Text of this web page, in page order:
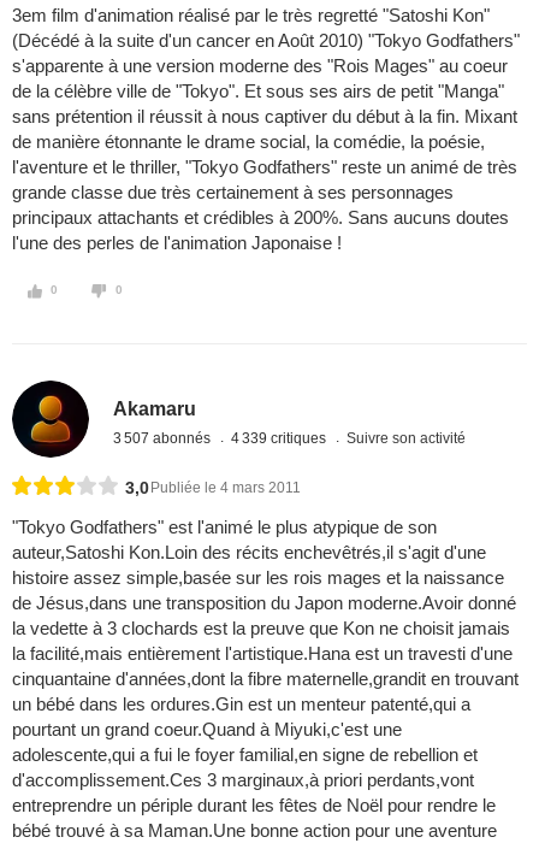
3em film d'animation réalisé par le très regretté "Satoshi Kon"
(Décédé à la suite d'un cancer en Août 2010) "Tokyo Godfathers"
s'apparente à une version moderne des "Rois Mages" au coeur
de la célèbre ville de "Tokyo". Et sous ses airs de petit "Manga"
sans prétention il réussit à nous captiver du début à la fin. Mixant
de manière étonnante le drame social, la comédie, la poésie,
l'aventure et le thriller, "Tokyo Godfathers" reste un animé de très
grande classe due très certainement à ses personnages
principaux attachants et crédibles à 200%. Sans aucuns doutes
l'une des perles de l'animation Japonaise !
0 0
Akamaru
3 507 abonnés 4 339 critiques Suivre son activité
3,0 Publiée le 4 mars 2011
"Tokyo Godfathers" est l'animé le plus atypique de son
auteur,Satoshi Kon.Loin des récits enchevêtrés,il s'agit d'une
histoire assez simple,basée sur les rois mages et la naissance
de Jésus,dans une transposition du Japon moderne.Avoir donné
la vedette à 3 clochards est la preuve que Kon ne choisit jamais
la facilité,mais entièrement l'artistique.Hana est un travesti d'une
cinquantaine d'années,dont la fibre maternelle,grandit en trouvant
un bébé dans les ordures.Gin est un menteur patenté,qui a
pourtant un grand coeur.Quand à Miyuki,c'est une
adolescente,qui a fui le foyer familial,en signe de rebellion et
d'accomplissement.Ces 3 marginaux,à priori perdants,vont
entreprendre un périple durant les fêtes de Noël pour rendre le
bébé trouvé à sa Maman.Une bonne action pour une aventure